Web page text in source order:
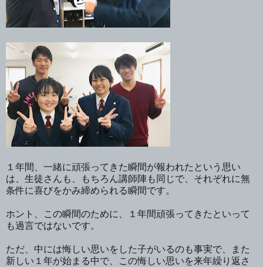
１年間、一緒に頑張ってきた瞬間が報われたという思い
は、生徒さんも、もちろん講師陣も同じで、それぞれに無
条件に喜びをかみ締められる瞬間です。
ホント、この瞬間のために、１年間頑張ってきたといって
も過言ではないです。
ただ、中には悔しい思いをした子がいるのも事実で、また
新しい１年が始まる中で、この悔しい思いを来年繰り返さ